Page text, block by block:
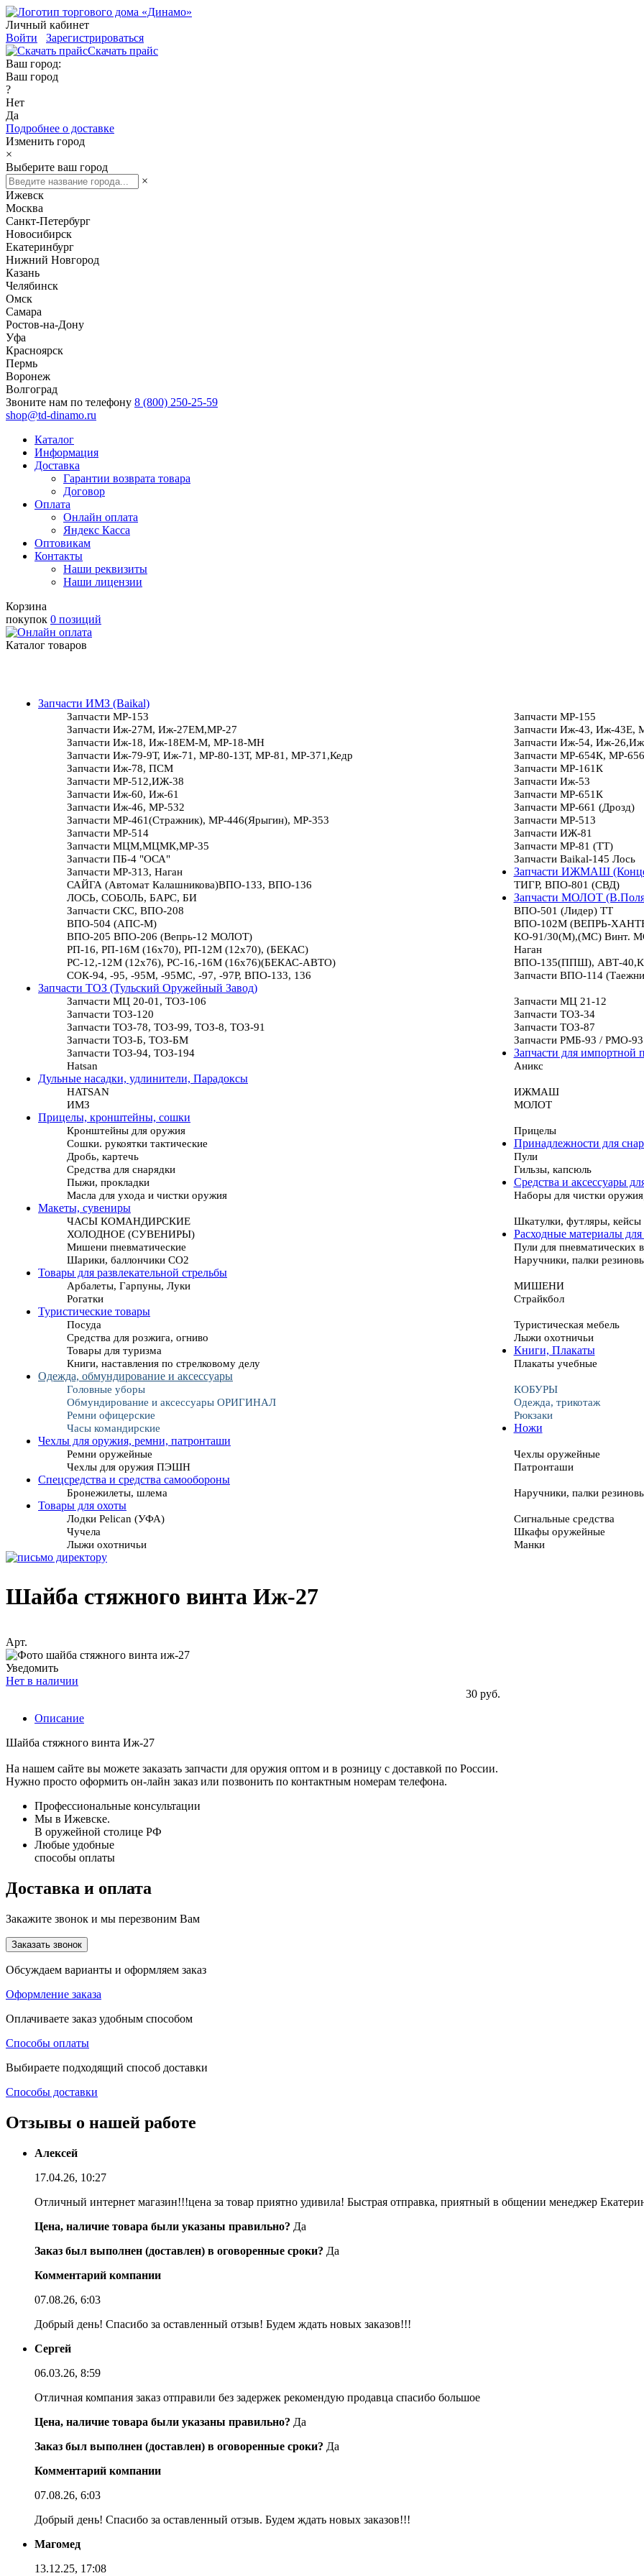
Личный кабинет
Войти
Зарегистрироваться
Скачать прайс
Ваш город:
Ваш город
?
Нет
Да
Подробнее о доставке
Изменить город
×
Выберите ваш город
×
Ижевск
Москва
Санкт-Петербург
Новосибирск
Екатеринбург
Нижний Новгород
Казань
Челябинск
Омск
Самара
Ростов-на-Дону
Уфа
Красноярск
Пермь
Воронеж
Волгоград
Звоните нам по телефону 8 (800) 250-25-59
shop@td-dinamo.ru
Каталог
Информация
Доставка
Гарантии возврата товара
Договор
Оплата
Онлайн оплата
Яндекс Касса
Оптовикам
Контакты
Наши реквизиты
Наши лицензии
Корзина
покупок 0 позиций
Каталог товаров
Запчасти ИМЗ (Baikal)
Запчасти МР-153
Запчасти МР-155
Запчасти Иж-27М, Иж-27ЕМ,МР-27
Запчасти Иж-43, Иж-43Е,
Запчасти Иж-18, Иж-18ЕМ-М, МР-18-МН
Запчасти Иж-54, Иж-
Запчасти Иж-79-9Т, Иж-71, МР-80-13Т, МР-81, МР-371,Кедр
Запчасти МР-654К, МР-
Запчасти Иж-78, ПСМ
Запчасти МР-161К
Запчасти МР-512,ИЖ-38
Запчасти Иж-53
Запчасти Иж-60, Иж-61
Запчасти МР-651К
Запчасти Иж-46, МР-532
Запчасти МР-661 (Дрозд)
Запчасти МР-461(Стражник), МР-446(Ярыгин), МР-353
Запчасти МР-513
Запчасти МР-514
Запчасти ИЖ-81
Запчасти МЦМ,МЦМК,МР-35
Запчасти МР-81 (ТТ)
Запчасти ПБ-4 "ОСА"
Запчасти Baikal-145 Лось
Запчасти МР-313, Наган
Запчасти ИЖМАШ
САЙГА (Автомат Калашникова)ВПО-133, ВПО-136
ТИГР, ВПО-801 (СВД)
ЛОСЬ, СОБОЛЬ, БАРС, БИ
Запчасти МОЛОТ
Запчасти СКС, ВПО-208
ВПО-501 (Лидер) ТТ
ВПО-504 (АПС-М)
ВПО-102М (ВЕПРЬ-
ВПО-205 ВПО-206 (Вепрь-12 МОЛОТ)
КО-91/30(М),(МС) Винт.
РП-16, РП-16М (16х70), РП-12М (12х70), (БЕКАС)
Наган
РС-12,-12М (12х76), РС-16,-16М (16х76)(БЕКАС-АВТО)
ВПО-135(ППШ), АВТ-
СОК-94, -95, -95М, -95МС, -97, -97Р, ВПО-133, 136
Запчасти ВПО-114
Запчасти ТОЗ (Тульский Оружейный Завод)
Запчасти МЦ 20-01, ТОЗ-106
Запчасти МЦ 21-12
Запчасти ТОЗ-120
Запчасти ТОЗ-34
Запчасти ТОЗ-78, ТОЗ-99, ТОЗ-8, ТОЗ-91
Запчасти ТОЗ-87
Запчасти ТОЗ-Б, ТОЗ-БМ
Запчасти РМБ-93 / РМО-93
Запчасти ТОЗ-94, ТОЗ-194
Запчасти для импортной
Hatsan
Аникс
Дульные насадки, удлинители, Парадоксы
HATSAN
ИЖМАШ
ИМЗ
МОЛОТ
Прицелы, кронштейны, сошки
Кронштейны для оружия
Прицелы
Сошки. рукоятки тактические
Принадлежности для
Дробь, картечь
Пули
Средства для снарядки
Гильзы, капсюль
Пыжи, прокладки
Средства и аксессуары
Масла для ухода и чистки оружия
Наборы для чистки
Макеты, сувениры
ЧАСЫ КОМАНДИРСКИЕ
Шкатулки, футляры, кейсы
ХОЛОДНОЕ (СУВЕНИРЫ)
Расходные материалы
Мишени пневматические
Пули для пневматических
Шарики, баллончики СО2
Наручники, палки
Товары для развлекательной стрельбы
Арбалеты, Гарпуны, Луки
МИШЕНИ
Рогатки
Страйкбол
Туристические товары
Посуда
Туристическая мебель
Средства для розжига, огниво
Лыжи охотничьи
Товары для туризма
Книги, Плакаты
Книги, наставления по стрелковому делу
Плакаты учебные
Одежда, обмундирование и аксессуары
Головные уборы
КОБУРЫ
Обмундирование и аксессуары ОРИГИНАЛ
Одежда, трикотаж
Ремни офицерские
Рюкзаки
Часы командирские
Ножи
Чехлы для оружия, ремни, патронташи
Ремни оружейные
Чехлы оружейные
Чехлы для оружия ПЭШН
Патронташи
Спецсредства и средства самообороны
Бронежилеты, шлема
Наручники, палки
Товары для охоты
Лодки Pelican (УФА)
Сигнальные средства
Чучела
Шкафы оружейные
Лыжи охотничьи
Манки
Шайба стяжного винта Иж-27
Арт.
Уведомить
Нет в наличии
30 руб.
Описание
Шайба стяжного винта Иж-27
На нашем сайте вы можете заказать запчасти для оружия оптом и в розницу с доставкой по России.
Нужно просто оформить он-лайн заказ или позвонить по контактным номерам телефона.
Профессиональные консультации
Мы в Ижевске.
В оружейной столице РФ
Любые удобные
способы оплаты
Доставка и оплата
Закажите звонок и мы перезвоним Вам
Заказать звонок
Обсуждаем варианты и оформляем заказ
Оформление заказа
Оплачиваете заказ удобным способом
Способы оплаты
Выбираете подходящий способ доставки
Способы доставки
Отзывы о нашей работе
Алексей
17.04.26, 10:27
Отличный интернет магазин!!!цена за товар приятно удивила! Быстрая отправка, приятный в общении менеджер
Цена, наличие товара были указаны правильно? Да
Заказ был выполнен (доставлен) в оговоренные сроки? Да
Комментарий компании
07.08.26, 6:03
Добрый день! Спасибо за оставленный отзыв! Будем ждать новых заказов!!!
Сергей
06.03.26, 8:59
Отличная компания заказ отправили без задержек рекомендую продавца спасибо большое
Цена, наличие товара были указаны правильно? Да
Заказ был выполнен (доставлен) в оговоренные сроки? Да
Комментарий компании
07.08.26, 6:03
Добрый день! Спасибо за оставленный отзыв. Будем ждать новых заказов!!!
Магомед
13.12.25, 17:08